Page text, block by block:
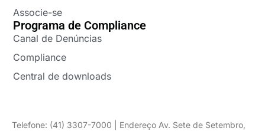
Associe-se
Programa de Compliance
Canal de Denúncias
Compliance
Central de downloads
Telefone: (41) 3307-7000 | Endereço Av. Sete de Setembro,